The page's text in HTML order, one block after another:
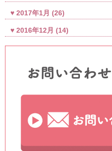
2017年1月 (26)
2016年12月 (14)